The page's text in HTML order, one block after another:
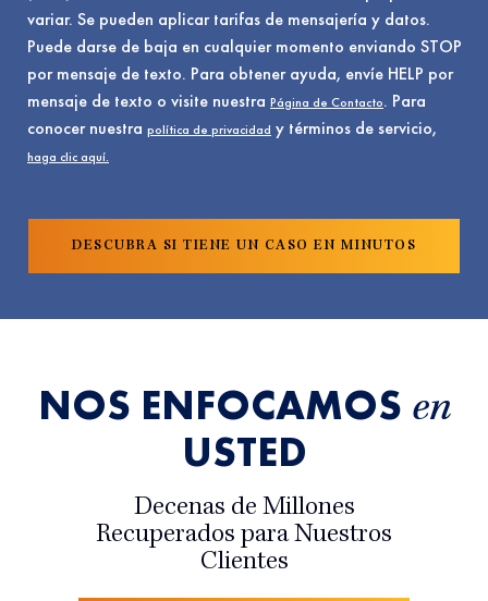
variar. Se pueden aplicar tarifas de mensajería y datos.
Puede darse de baja en cualquier momento enviando STOP
por mensaje de texto. Para obtener ayuda, envíe HELP por
mensaje de texto o visite nuestra Página de Contacto. Para
conocer nuestra política de privacidad y términos de servicio,
haga clic aquí.
NOS ENFOCAMOS en
USTED
Decenas de Millones
Recuperados para Nuestros
Clientes